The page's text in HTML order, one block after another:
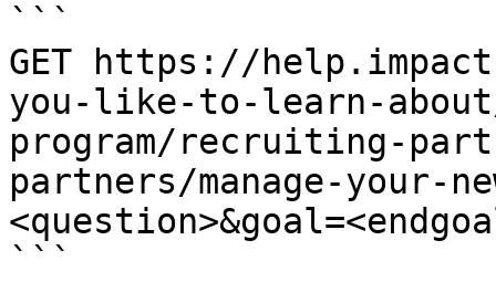
```
GET https://
you-like-to-learn-
program/recruiting-
partners/manage-your-
```